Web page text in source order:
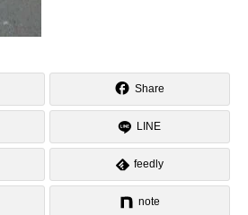
Share
LINE
feedly
note